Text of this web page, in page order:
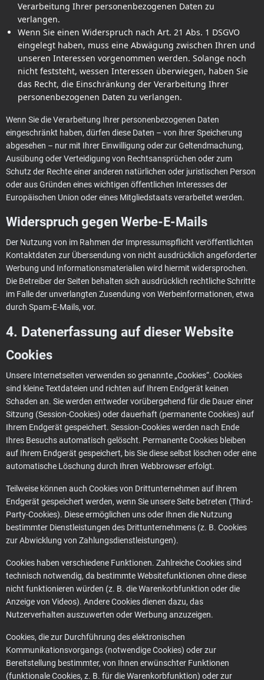
Verarbeitung Ihrer personenbezogenen Daten zu
verlangen.
Wenn Sie einen Widerspruch nach Art. 21 Abs. 1 DSGVO
eingelegt haben, muss eine Abwägung zwischen Ihren und
unseren Interessen vorgenommen werden. Solange noch
nicht feststeht, wessen Interessen überwiegen, haben Sie
das Recht, die Einschränkung der Verarbeitung Ihrer
personenbezogenen Daten zu verlangen.
Wenn Sie die Verarbeitung Ihrer personenbezogenen Daten
eingeschränkt haben, dürfen diese Daten – von ihrer Speicherung
abgesehen – nur mit Ihrer Einwilligung oder zur Geltendmachung,
Ausübung oder Verteidigung von Rechtsansprüchen oder zum
Schutz der Rechte einer anderen natürlichen oder juristischen Person
oder aus Gründen eines wichtigen öffentlichen Interesses der
Europäischen Union oder eines Mitgliedstaats verarbeitet werden.
Widerspruch gegen Werbe-E-Mails
Der Nutzung von im Rahmen der Impressumspflicht veröffentlichten
Kontaktdaten zur Übersendung von nicht ausdrücklich angeforderter
Werbung und Informationsmaterialien wird hiermit widersprochen.
Die Betreiber der Seiten behalten sich ausdrücklich rechtliche Schritte
im Falle der unverlangten Zusendung von Werbeinformationen, etwa
durch Spam-E-Mails, vor.
4. Datenerfassung auf dieser Website
Cookies
Unsere Internetseiten verwenden so genannte „Cookies“. Cookies
sind kleine Textdateien und richten auf Ihrem Endgerät keinen
Schaden an. Sie werden entweder vorübergehend für die Dauer einer
Sitzung (Session-Cookies) oder dauerhaft (permanente Cookies) auf
Ihrem Endgerät gespeichert. Session-Cookies werden nach Ende
Ihres Besuchs automatisch gelöscht. Permanente Cookies bleiben
auf Ihrem Endgerät gespeichert, bis Sie diese selbst löschen oder eine
automatische Löschung durch Ihren Webbrowser erfolgt.
Teilweise können auch Cookies von Drittunternehmen auf Ihrem
Endgerät gespeichert werden, wenn Sie unsere Seite betreten (Third-
Party-Cookies). Diese ermöglichen uns oder Ihnen die Nutzung
bestimmter Dienstleistungen des Drittunternehmens (z. B. Cookies
zur Abwicklung von Zahlungsdienstleistungen).
Cookies haben verschiedene Funktionen. Zahlreiche Cookies sind
technisch notwendig, da bestimmte Websitefunktionen ohne diese
nicht funktionieren würden (z. B. die Warenkorbfunktion oder die
Anzeige von Videos). Andere Cookies dienen dazu, das
Nutzerverhalten auszuwerten oder Werbung anzuzeigen.
Cookies, die zur Durchführung des elektronischen
Kommunikationsvorgangs (notwendige Cookies) oder zur
Bereitstellung bestimmter, von Ihnen erwünschter Funktionen
(funktionale Cookies, z. B. für die Warenkorbfunktion) oder zur